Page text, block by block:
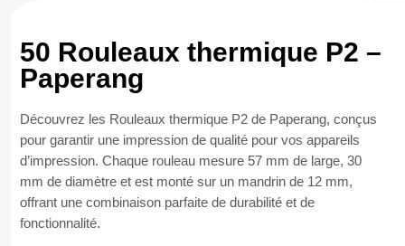
50 Rouleaux thermique P2 –
Paperang
Découvrez les Rouleaux thermique P2 de Paperang, conçus
pour garantir une impression de qualité pour vos appareils
d’impression. Chaque rouleau mesure 57 mm de large, 30
mm de diamètre et est monté sur un mandrin de 12 mm,
offrant une combinaison parfaite de durabilité et de
fonctionnalité.